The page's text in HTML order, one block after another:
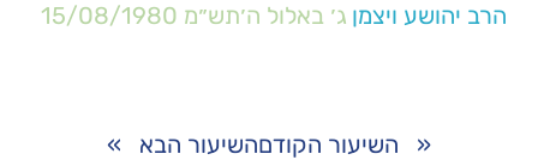
הרב יהושע ויצמן ג׳ באלול ה׳תש״מ 15/08/1980
« השיעור הקודםהשיעור הבא »